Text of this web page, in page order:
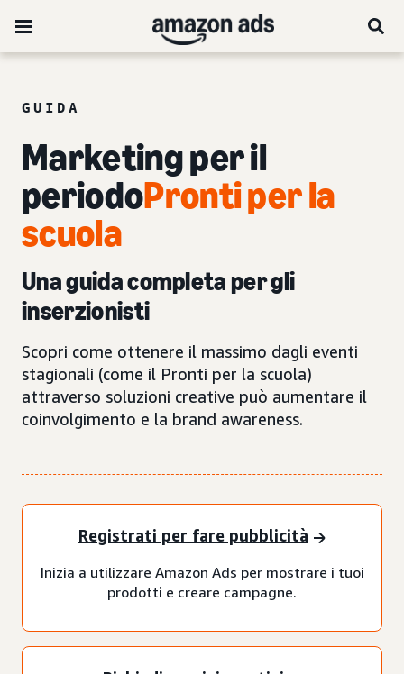
GUIDA
Marketing per il
periodoPronti per la
scuola
Una guida completa per gli
inserzionisti
Scopri come ottenere il massimo dagli eventi
stagionali (come il Pronti per la scuola)
attraverso soluzioni creative può aumentare il
coinvolgimento e la brand awareness.
Registrati per fare pubblicità
Inizia a utilizzare Amazon Ads per mostrare i tuoi
prodotti e creare campagne.